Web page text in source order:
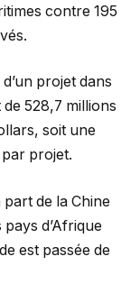
contre 195
projet dans
528,7 millions
soit une
projet.
de la Chine
d’Afrique
est passée de